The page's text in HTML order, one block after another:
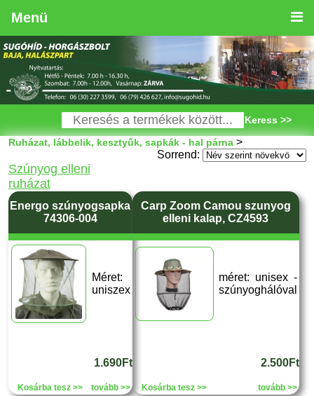
Menü
Keress >>
Ruházat, lábbelik, kesztyűk, sapkák - hal párna>
Sorrend:
Szúnyog elleni
ruházat
Energo szúnyogsapka
74306-004
Méret:
uniszex
1.690Ft
Kosárba tesz >> tovább >>
Carp Zoom Camou szunyog
elleni kalap, CZ4593
méret: unisex -
szúnyoghálóval
2.500Ft
Kosárba tesz >> tovább >>